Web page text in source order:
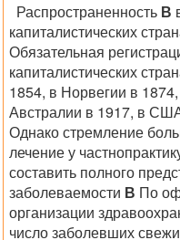
Распространенность В
капиталистических
Обязательная
капиталистических
1854, в Норвегии в
Австралии в 1917, в
Однако стремление
лечение у
составить полного
заболеваемости В По
организации
число заболевших